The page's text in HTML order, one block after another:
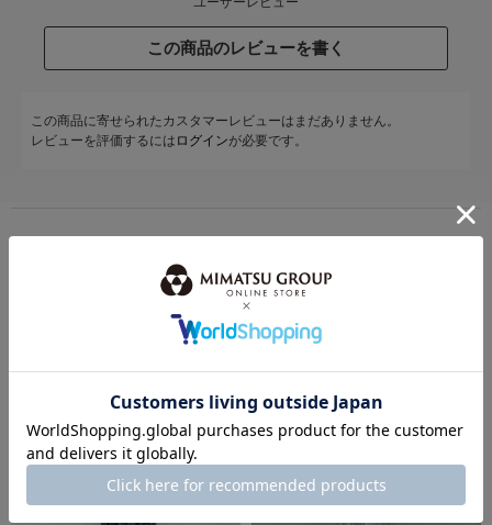
この商品のレビューを書く
この商品に寄せられたカスタマーレビューはまだありません。
レビューを評価するには ログインが必要です。
スタッフコーディネート